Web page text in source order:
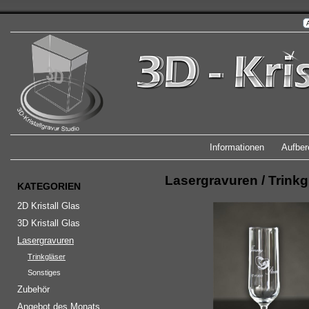
Informationen
KATEGORIEN
2D Kristall Glas
3D Kristall Glas
Lasergravuren
Trinkgläser
Sonstiges
Zubehör
Angebot des Monats
Lasergravuren /